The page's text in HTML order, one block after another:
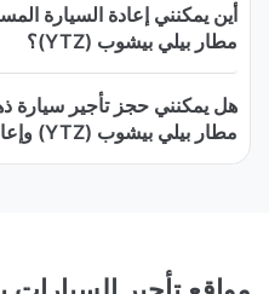
أين يمكنني إعادة السيارة
مطار بيلي بيشوب (YTZ)؟
هل يمكنني حجز تأجير سيارة
مطار بيلي بيشوب (YTZ) وإعادتها في موقع آخر؟